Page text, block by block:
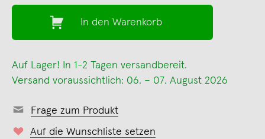
In den Warenkorb
Auf Lager! In 1-2 Tagen versandbereit.
Versand voraussichtlich: 06. – 07. August 2026
Frage zum Produkt
Auf die Wunschliste setzen